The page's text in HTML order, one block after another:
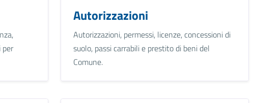
Autorizzazioni
Autorizzazioni, permessi, licenze, concessioni di
suolo, passi carrabili e prestito di beni del
Comune.